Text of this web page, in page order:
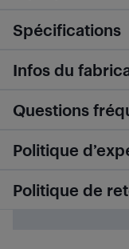
Spécifications
Infos du
Questions
Politique
Politique de